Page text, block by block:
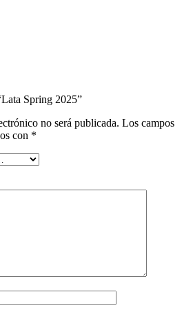
Spring 2025”
no será publicada. Los campos
con *